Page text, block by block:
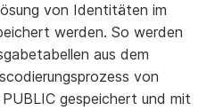
von Identitäten im
werden. So werden
aus dem
von
gespeichert und mit